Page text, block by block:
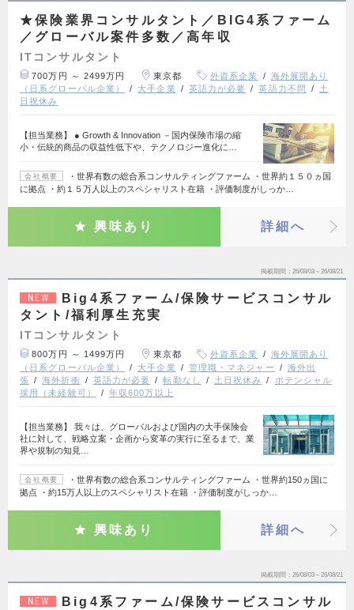
★保険業界コンサルタント／BIG4系ファーム
／グローバル案件多数／高年収
ITコンサルタント
700万円 ～ 2499万円 東京都 外資系企業
海外展開あり
（日系グローバル企業）
大手企業 英語力が必要 英語力不問
土
日祝休み
【担当業務】 ● Growth & Innovation －国内保険市場の縮
小・伝統的商品の収益性低下や、テクノロジー進化に…
会社概要
・世界有数の総合系コンサルティングファーム ・世界約１５０ヵ国
に拠点 ・約１５万人以上のスペシャリスト在籍 ・評価制度がしっか…
興味あり 詳細へ
掲載期間 26/08/03～26/08/21
NEW
Big4系ファーム/保険サービスコンサル
タント/福利厚生充実
ITコンサルタント
800万円 ～ 1499万円 東京都 外資系企業
海外展開あり
（日系グローバル企業）
大手企業 管理職・マネジャー
海外出
張
海外折衝 英語力が必要 転勤なし 土日祝休み
ポテンシャル
採用（未経験可）
年収600万以上
【担当業務】 我々は、グローバルおよび国内の大手保険会
社に対して、戦略立案・企画から変革の実行に至るまで、業
界や規制の知見…
会社概要
・世界有数の総合系コンサルティングファーム ・世界約150ヵ国に
拠点 ・約15万人以上のスペシャリスト在籍 ・評価制度がしっか…
興味あり 詳細へ
掲載期間 26/08/03～26/08/21
NEW
Big4系ファーム/保険サービスコンサル